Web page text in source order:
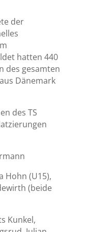
der
hatten 440
des gesamten
Dänemark
des TS
Hohn (U15),
(beide
Kunkel,